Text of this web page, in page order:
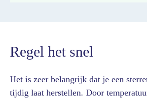
Regel het snel
Het is zeer belangrijk dat je een
tijdig laat herstellen. Door